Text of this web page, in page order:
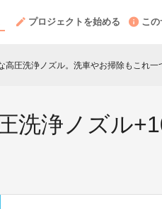
プロジェクトを始める こ
高圧洗浄ノズル。洗車やお掃除もこれ一
洗浄ノズル